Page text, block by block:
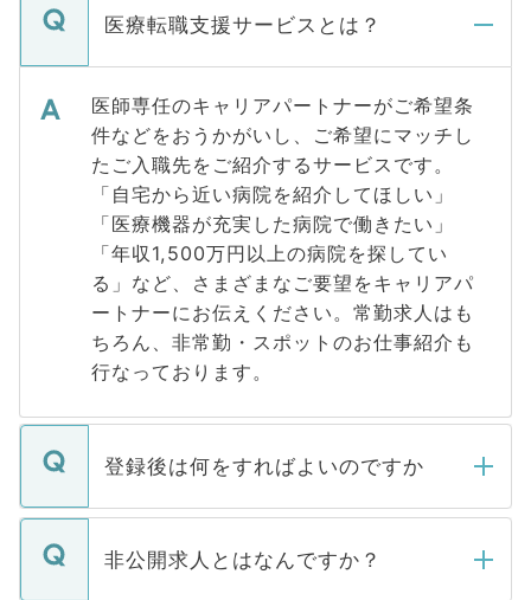
医療転職支援サービスとは？
医師専任のキャリアパートナーがご希望条
件などをおうかがいし、ご希望にマッチし
たご入職先をご紹介するサービスです。
「自宅から近い病院を紹介してほしい」
「医療機器が充実した病院で働きたい」
「年収1,500万円以上の病院を探してい
る」など、さまざまなご要望をキャリアパ
ートナーにお伝えください。常勤求人はも
ちろん、非常勤・スポットのお仕事紹介も
行なっております。
登録後は何をすればよいのですか
ご登録いただきましたら、弊社担当者がご
登録内容を確認し、その後メールもしくは
非公開求人とはなんですか？